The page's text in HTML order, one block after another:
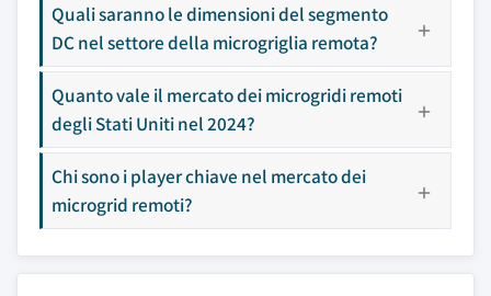
Quali saranno le dimensioni del segmento
DC nel settore della microgriglia remota?
Quanto vale il mercato dei microgridi remoti
degli Stati Uniti nel 2024?
Chi sono i player chiave nel mercato dei
microgrid remoti?